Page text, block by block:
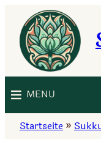
Inhalt
springen
MENU
Startseite »